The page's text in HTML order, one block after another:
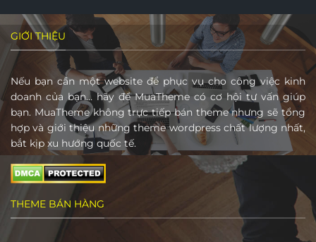
GIỚI THIỆU
Nếu bạn cần một website để phục vụ cho công việc kinh
doanh của bạn… hãy để MuaTheme có cơ hội tư vấn giúp
bạn. MuaTheme không trực tiếp bán theme nhưng sẽ tổng
hợp và giới thiệu những theme wordpress chất lượng nhất,
bắt kịp xu hướng quốc tế.
THEME BÁN HÀNG